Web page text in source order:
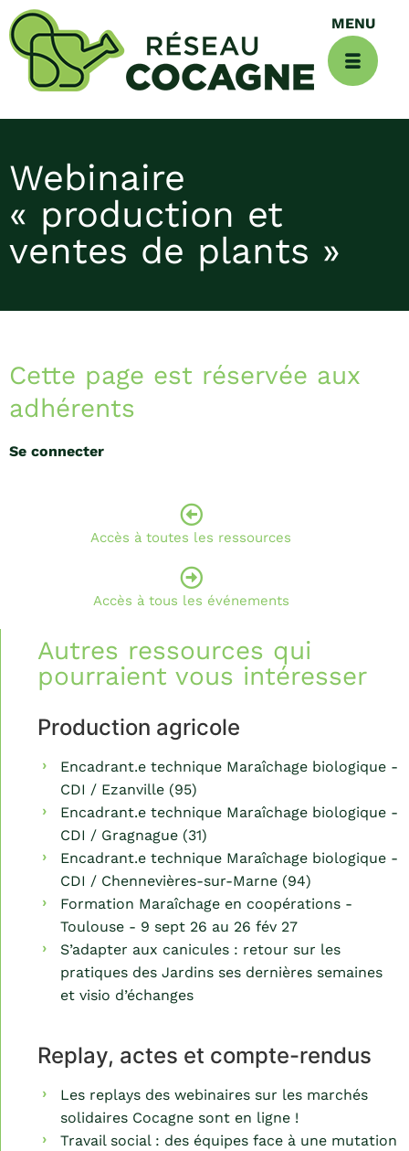
Webinaire
« production et
ventes de plants »
Cette page est réservée aux
adhérents
Se connecter
Accès à toutes les ressources
Accès à tous les événements
Autres ressources qui
pourraient vous intéresser
Production agricole
Encadrant.e technique Maraîchage biologique -
CDI / Ezanville (95)
Encadrant.e technique Maraîchage biologique -
CDI / Gragnague (31)
Encadrant.e technique Maraîchage biologique -
CDI / Chennevières-sur-Marne (94)
Formation Maraîchage en coopérations -
Toulouse - 9 sept 26 au 26 fév 27
S’adapter aux canicules : retour sur les
pratiques des Jardins ses dernières semaines
et visio d’échanges
Replay, actes et compte-rendus
Les replays des webinaires sur les marchés
solidaires Cocagne sont en ligne !
Travail social : des équipes face à une mutation